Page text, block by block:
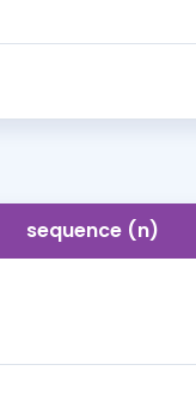
sequence (n)